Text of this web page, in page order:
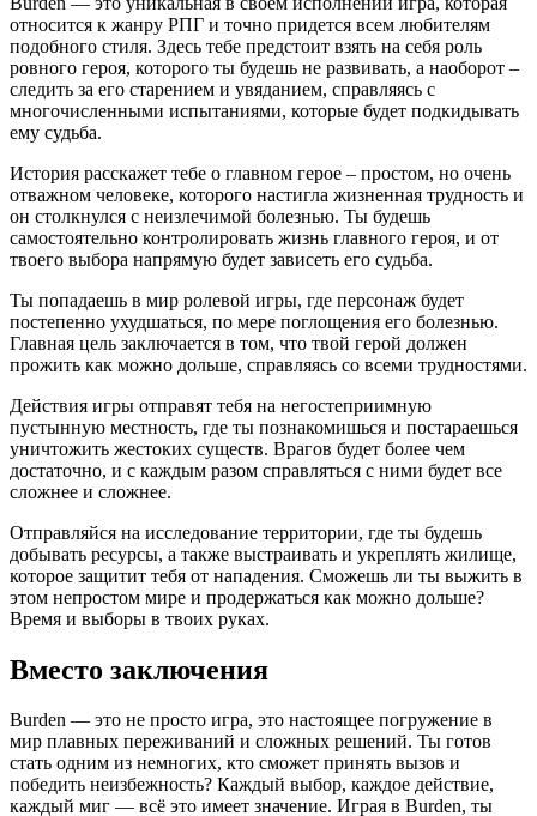
относится к жанру РПГ и точно придется всем любителям
подобного стиля. Здесь тебе предстоит взять на себя роль
ровного героя, которого ты будешь не развивать, а наоборот –
следить за его старением и увяданием, справляясь с
многочисленными испытаниями, которые будет подкидывать
ему судьба.
История расскажет тебе о главном герое – простом, но очень
отважном человеке, которого настигла жизненная трудность и
он столкнулся с неизлечимой болезнью. Ты будешь
самостоятельно контролировать жизнь главного героя, и от
твоего выбора напрямую будет зависеть его судьба.
Ты попадаешь в мир ролевой игры, где персонаж будет
постепенно ухудшаться, по мере поглощения его болезнью.
Главная цель заключается в том, что твой герой должен
прожить как можно дольше, справляясь со всеми трудностями.
Действия игры отправят тебя на негостеприимную
пустынную местность, где ты познакомишься и постараешься
уничтожить жестоких существ. Врагов будет более чем
достаточно, и с каждым разом справляться с ними будет все
сложнее и сложнее.
Отправляйся на исследование территории, где ты будешь
добывать ресурсы, а также выстраивать и укреплять жилище,
которое защитит тебя от нападения. Сможешь ли ты выжить в
этом непростом мире и продержаться как можно дольше?
Время и выборы в твоих руках.
Вместо заключения
Burden — это не просто игра, это настоящее погружение в
мир плавных переживаний и сложных решений. Ты готов
стать одним из немногих, кто сможет принять вызов и
победить неизбежность? Каждый выбор, каждое действие,
каждый миг — всё это имеет значение. Играя в Burden, ты